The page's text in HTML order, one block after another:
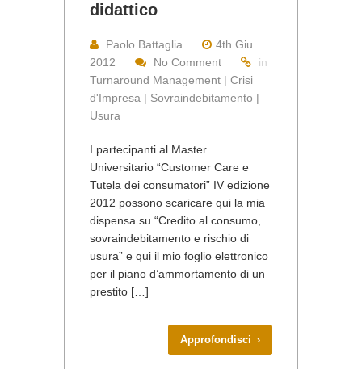
didattico
Paolo Battaglia
4th Giu
2012
No Comment
in
Turnaround Management | Crisi
d'Impresa | Sovraindebitamento |
Usura
I partecipanti al Master
Universitario “Customer Care e
Tutela dei consumatori” IV edizione
2012 possono scaricare qui la mia
dispensa su “Credito al consumo,
sovraindebitamento e rischio di
usura” e qui il mio foglio elettronico
per il piano d’ammortamento di un
prestito […]
Approfondisci ›